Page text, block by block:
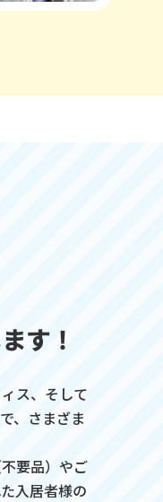
す！
ス、そして
、さまざま
要品）やご
入居者様の